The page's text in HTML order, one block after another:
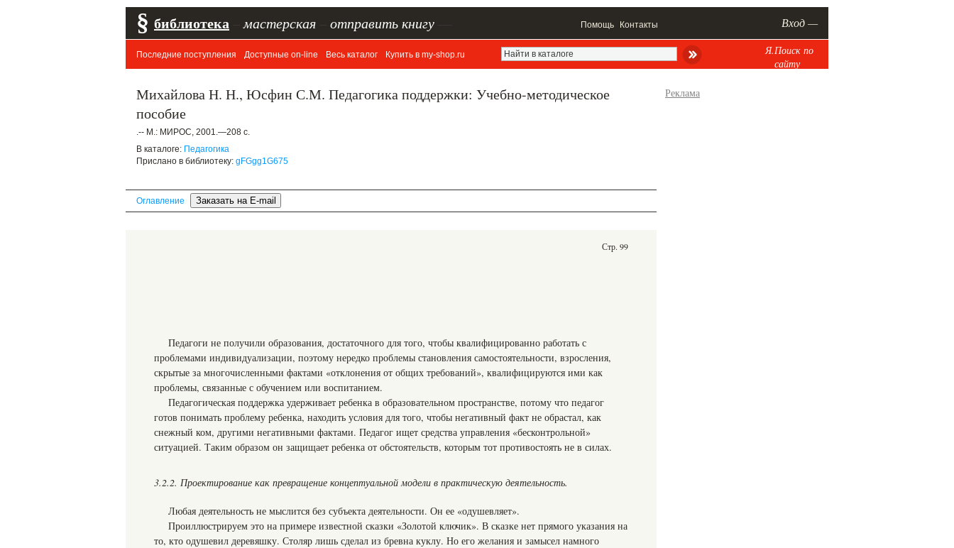
§ библиотека мастерская отправить книгу Помощь Контакты Вход —
Последние поступления Доступные on-line Весь каталог Купить в my-shop.ru
Я.Поиск по
сайту
Михайлова Н. Н., Юсфин С.М. Педагогика поддержки: Учебно-методическое
пособие
.-- М.: МИРОС, 2001.—208 с.
В каталоге: Педагогика
Прислано в библиотеку: gFGgg1G675
Оглавление
Стр. 99
Педагоги не получили образования, достаточного для того, чтобы квалифицированно работать с
проблемами индивидуализации, поэтому нередко проблемы становления самостоятельности, взросления,
скрытые за многочисленными фактами «отклонения от общих требований», квалифицируются ими как
проблемы, связанные с обучением или воспитанием.
Педагогическая поддержка удерживает ребенка в образовательном пространстве, потому что педагог
готов понимать проблему ребенка, находить условия для того, чтобы негативный факт не обрастал, как
снежный ком, другими негативными фактами. Педагог ищет средства управления «бесконтрольной»
ситуацией. Таким образом он защищает ребенка от обстоятельств, которым тот противостоять не в силах.
3.2.2. Проектирование как превращение концептуальной модели в практическую деятельность.
Любая деятельность не мыслится без субъекта деятельности. Он ее «одушевляет».
Проиллюстрируем это на примере известной сказки «Золотой ключик». В сказке нет прямого указания на
то, кто одушевил деревяшку. Столяр лишь сделал из бревна куклу. Но его желания и замысел намного
Реклама